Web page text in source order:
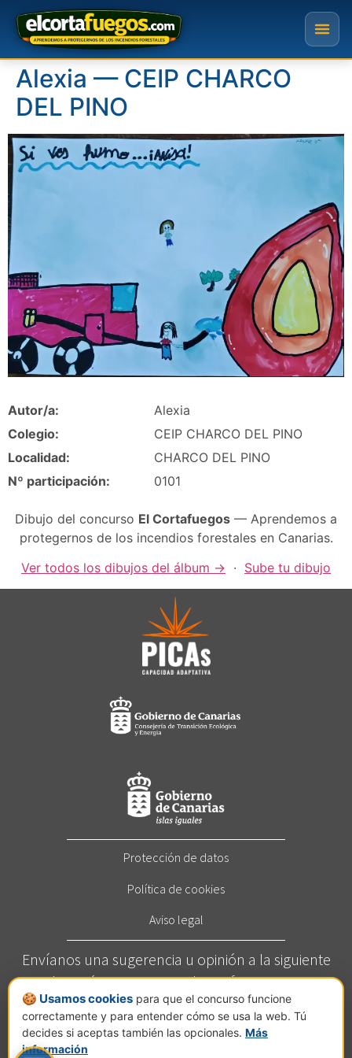
Alexia — CEIP CHARCO
DEL PINO
Autor/a:
Alexia
Colegio:
CEIP CHARCO DEL PINO
Localidad:
CHARCO DEL PINO
Nº participación:
0101
Dibujo del concurso El Cortafuegos — Aprendemos a
protegernos de los incendios forestales en Canarias.
Ver todos los dibujos del álbum → · Sube tu dibujo
Protección de datos
Política de cookies
Aviso legal
Envíanos una sugerencia u opinión a la siguiente
dirección:concurso@elcortafuegos.com
Llámanos al822 272 209 (Horario: Este servicio está
disponible de lunes a viernes de 7 a 14 horas).
Calle Jesús Hernández Guzmán, nº 2, planta C, Pol.
🍪 Usamos cookies para que el concurso funcione
correctamente y para entender cómo se usa la web. Tú
decides si aceptas también las opcionales. Más
información